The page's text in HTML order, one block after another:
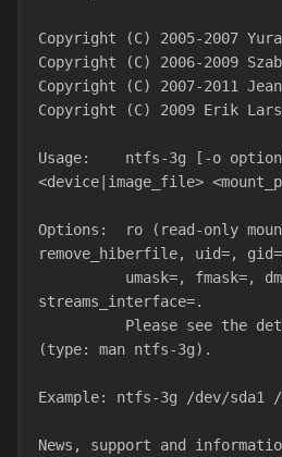
Copyright (C) 2005-2007
Copyright (C) 2006-2009
Copyright (C) 2007-2011
Copyright (C) 2009 Erik
Usage:    ntfs-3g [-o
<device|image_file>
Options:  ro (read-only
remove_hiberfile, uid=,
streams_interface=.
(type: man ntfs-3g).
Example: ntfs-3g /dev/sda1 /
News, support and